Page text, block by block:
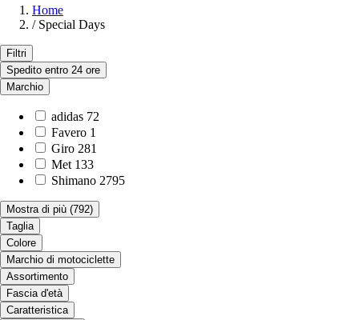
Home
/ Special Days
Filtri
Spedito entro 24 ore
Marchio
adidas 72
Favero 1
Giro 281
Met 133
Shimano 2795
Mostra di più (792)
Taglia
Colore
Marchio di motociclette
Assortimento
Fascia d'età
Caratteristica